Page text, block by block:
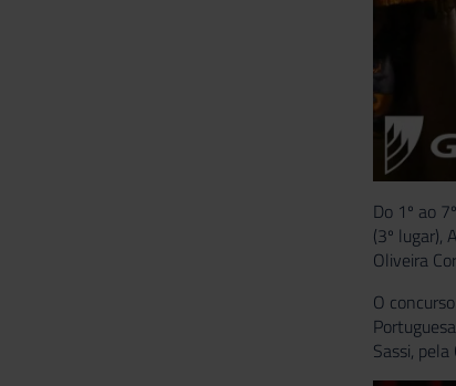
Do 1º ao
(3º lugar),
Oliveira
O
Sassi,